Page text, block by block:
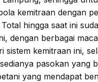
kemitraan dengan
hingga saat ini
dengan berbagai
sistem kemitraan ini,
pasokan yang
yang mendapat